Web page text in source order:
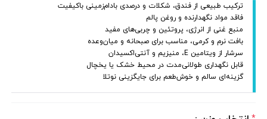
ترکیب طبیعی از فندق، شکلات و درصدی بادام‌زمینی باکیفیت
فاقد مواد نگهدارنده و روغن پالم
منبع غنی از انرژی، پروتئین و چربی‌های مفید
بافت نرم و کرمی، مناسب برای صبحانه و میان‌وعده
سرشار از ویتامین E، منیزیم و آنتی‌اکسیدان
قابل نگهداری طولانی‌مدت در محیط خشک یا یخچال
گزینه‌ای سالم و خوش‌طعم برای جایگزینی نوتلا